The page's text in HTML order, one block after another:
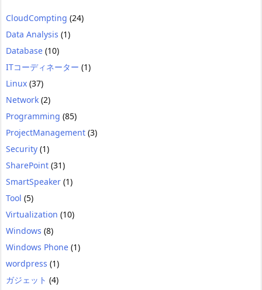
CloudCompting (24)
Data Analysis (1)
Database (10)
ITコーディネーター (1)
Linux (37)
Network (2)
Programming (85)
ProjectManagement (3)
Security (1)
SharePoint (31)
SmartSpeaker (1)
Tool (5)
Virtualization (10)
Windows (8)
Windows Phone (1)
wordpress (1)
ガジェット (4)